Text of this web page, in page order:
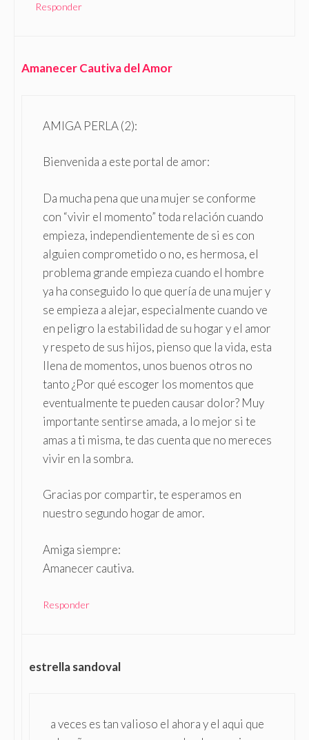
Responder
Amanecer Cautiva del Amor
AMIGA PERLA (2):
Bienvenida a este portal de amor:
Da mucha pena que una mujer se conforme
con “vivir el momento” toda relación cuando
empieza, independientemente de si es con
alguien comprometido o no, es hermosa, el
problema grande empieza cuando el hombre
ya ha conseguido lo que quería de una mujer y
se empieza a alejar, especialmente cuando ve
en peligro la estabilidad de su hogar y el amor
y respeto de sus hijos, pienso que la vida, esta
llena de momentos, unos buenos otros no
tanto ¿Por qué escoger los momentos que
eventualmente te pueden causar dolor? Muy
importante sentirse amada, a lo mejor si te
amas a ti misma, te das cuenta que no mereces
vivir en la sombra.
Gracias por compartir, te esperamos en
nuestro segundo hogar de amor.
Amiga siempre:
Amanecer cautiva.
Responder
estrella sandoval
a veces es tan valioso el ahora y el aqui que